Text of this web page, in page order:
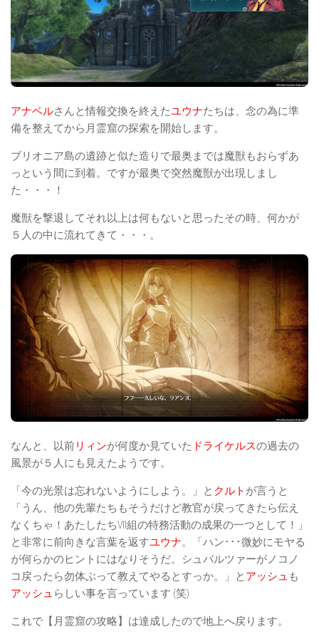
アナベルさんと情報交換を終えたユウナたちは、念の為に準
備を整えてから月霊窟の探索を開始します。
ブリオニア島の遺跡と似た造りで最奥までは魔獣もおらずあ
っという間に到着。ですが最奥で突然魔獣が出現しまし
た・・・！
魔獣を撃退してそれ以上は何もないと思ったその時、何かが
５人の中に流れてきて・・・。
なんと、以前リィンが何度か見ていた ドライケルスの過去の
風景が５人にも見えたようです。
「今の光景は忘れないようにしよう。」と クルト が言うと
「うん、他の先輩たちもそうだけど教官が戻ってきたら伝え
なくちゃ！あたしたちVII組の特務活動の成果の一つとして！」
と非常に前向きな言葉を返すユウナ。「ハン･･･微妙にモヤる
が何らかのヒントにはなりそうだ。シュバルツァーがノコノ
コ戻ったら勿体ぶって教えてやるとすっか。」と アッシュ も
アッシュ らしい事を言っています (笑)
これで【月霊窟の攻略】は達成したので地上へ戻ります。